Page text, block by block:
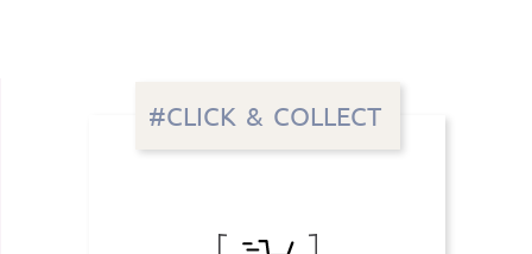
#CLICK & COLLECT